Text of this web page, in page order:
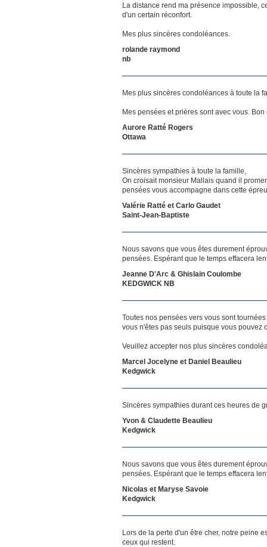
La distance rend ma présence impossible,
d'un certain réconfort.
Mes plus sincères condoléances.
rolande raymond
nb
Mes plus sincères condoléances à toute la
Mes pensées et prières sont avec vous. Bon
Aurore Ratté Rogers
Ottawa
Sincères sympathies à toute la famille,
On croisait monsieur Mallais quand il
pensées vous accompagne dans cette
Valérie Ratté et Carlo Gaudet
Saint-Jean-Baptiste
Nous savons que vous êtes durement
pensées. Espérant que le temps effacera
Jeanne D'Arc & Ghislain Coulombe
KEDGWICK NB
Toutes nos pensées vers vous sont
vous n'êtes pas seuls puisque vous pouvez
Veuillez accepter nos plus sincères
Marcel Jocelyne et Daniel Beaulieu
Kedgwick
Sincères sympathies durant ces heures de
Yvon & Claudette Beaulieu
Kedgwick
Nous savons que vous êtes durement
pensées. Espérant que le temps effacera
Nicolas et Maryse Savoie
Kedgwick
Lors de la perte d'un être cher, notre peine
ceux qui restent.